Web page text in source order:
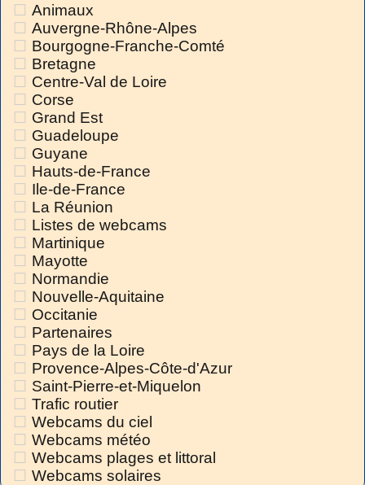
Animaux
Auvergne-Rhône-Alpes
Bourgogne-Franche-Comté
Bretagne
Centre-Val de Loire
Corse
Grand Est
Guadeloupe
Guyane
Hauts-de-France
Ile-de-France
La Réunion
Listes de webcams
Martinique
Mayotte
Normandie
Nouvelle-Aquitaine
Occitanie
Partenaires
Pays de la Loire
Provence-Alpes-Côte-d'Azur
Saint-Pierre-et-Miquelon
Trafic routier
Webcams du ciel
Webcams météo
Webcams plages et littoral
Webcams solaires